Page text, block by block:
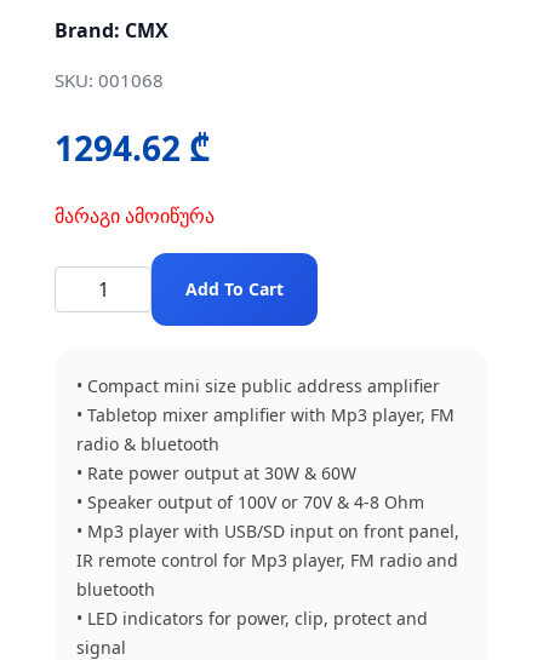
Brand: CMX
SKU: 001068
1294.62 ₾
მარაგი ამოიწურა
Add To Cart
• Compact mini size public address amplifier
• Tabletop mixer amplifier with Mp3 player, FM
radio & bluetooth
• Rate power output at 30W & 60W
• Speaker output of 100V or 70V & 4-8 Ohm
• Mp3 player with USB/SD input on front panel,
IR remote control for Mp3 player, FM radio and
bluetooth
• LED indicators for power, clip, protect and
signal